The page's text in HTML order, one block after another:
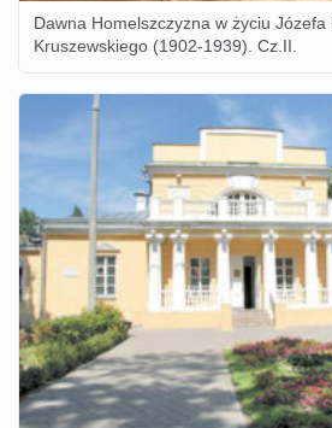
Dawna Homelszczyzna w życiu
Kruszewskiego (1902-1939). Cz.II.